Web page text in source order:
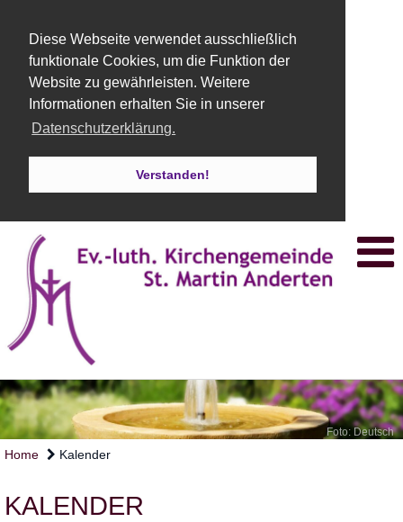
Diese Webseite verwendet ausschließlich
funktionale Cookies, um die Funktion der
Website zu gewährleisten. Weitere
Informationen erhalten Sie in unserer
Datenschutzerklärung.
Verstanden!
Foto: Deutsch
Home Kalender
KALENDER